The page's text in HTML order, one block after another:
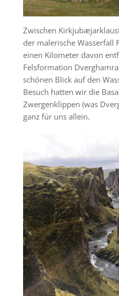
Zwischen
der malerische Wasserfall
einen Kilometer davon
Felsformation
schönen Blick auf den
Besuch hatten wir die
Zwergenklippen (was
ganz für uns allein.